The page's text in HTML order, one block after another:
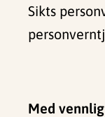
Sikts
Med